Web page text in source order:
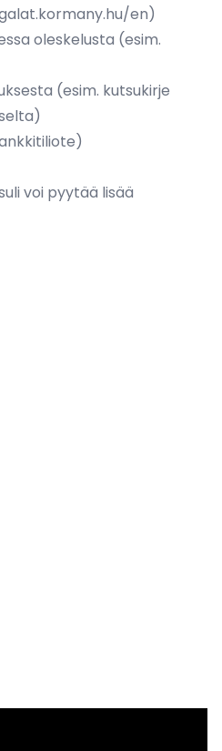
en)
oleskelusta (esim.
(esim. kutsukirje
voi pyytää lisää